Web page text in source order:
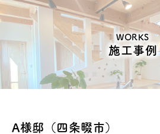
WORKS
施工事例
A様邸（四条畷市）